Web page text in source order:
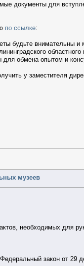
документы для
по ссылке:
будьте внимательны
обмена опытом и
у заместителя
музеев
необходимых для
Федеральный закон от 29